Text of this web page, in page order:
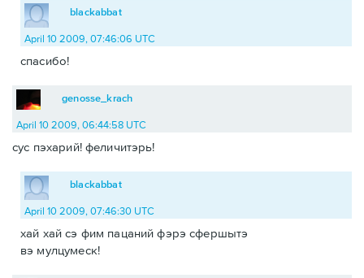
blackabbat
April 10 2009, 07:46:06 UTC
спасибо!
genosse_krach
April 10 2009, 06:44:58 UTC
сус пэхарий! феличитэрь!
blackabbat
April 10 2009, 07:46:30 UTC
хай хай сэ фим пацаний фэрэ сфершытэ
вэ мулцумеск!